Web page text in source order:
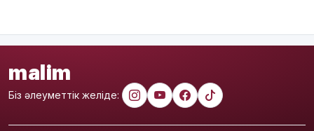
malim
Біз әлеуметтік желіде: